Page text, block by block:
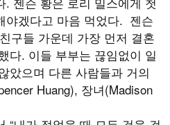
야겠다고 마음 먹었다. 젠슨
구들 가운데 가장 먼저 결혼
다. 이들 부부는 끊임없이 일
았으며 다른 사람들과 거의
Huang), 장녀(Madison